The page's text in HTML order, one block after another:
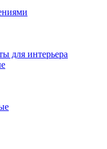
для интерьера